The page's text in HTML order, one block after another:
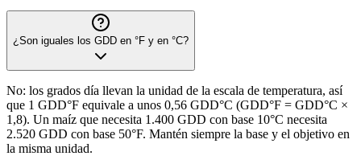
¿Son iguales los GDD en °F y en °C?
No: los grados día llevan la unidad de la escala de temperatura, así
que 1 GDD°F equivale a unos 0,56 GDD°C (GDD°F = GDD°C ×
1,8). Un maíz que necesita 1.400 GDD con base 10°C necesita
2.520 GDD con base 50°F. Mantén siempre la base y el objetivo en
la misma unidad.